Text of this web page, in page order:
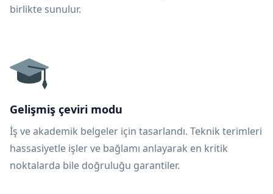
birlikte sunulur.
Gelişmiş çeviri modu
İş ve akademik belgeler için tasarlandı. Teknik terimleri
hassasiyetle işler ve bağlamı anlayarak en kritik
noktalarda bile doğruluğu garantiler.